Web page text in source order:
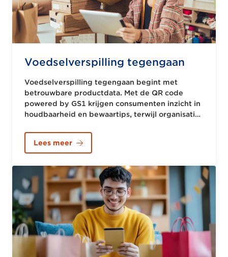
Voedselverspilling tegengaan
Voedselverspilling tegengaan begint met
betrouwbare productdata. Met de QR code
powered by GS1 krijgen consumenten inzicht in
houdbaarheid en bewaartips, terwijl organisaties
verminderen.
Lees meer